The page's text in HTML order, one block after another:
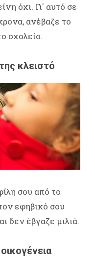
όχι. Γι' αυτό σε
ανέβαζε το
σχολείο.
κλειστό
σου από το
εφηβικό σου
δεν έβγαζε μιλιά.